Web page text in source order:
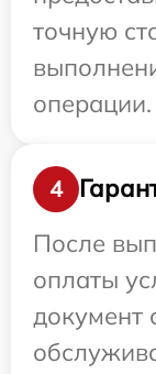
точную
операции.
4
После
оплаты
документ